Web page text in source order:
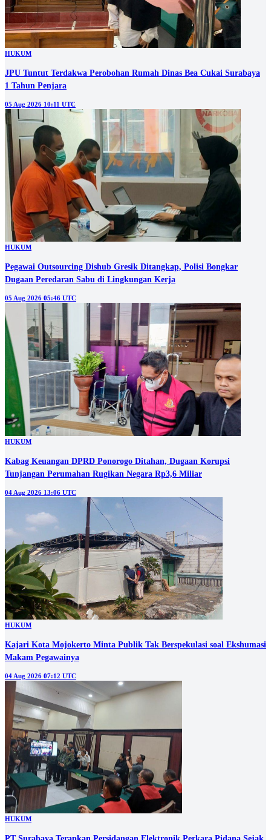
HUKUM
JPU Tuntut Terdakwa Perobohan Rumah Dinas Bea Cukai Surabaya
1 Tahun Penjara
05 Aug 2026 10:11 UTC
HUKUM
Pegawai Outsourcing Dishub Gresik Ditangkap, Polisi Bongkar
Dugaan Peredaran Sabu di Lingkungan Kerja
05 Aug 2026 05:46 UTC
HUKUM
Kabag Keuangan DPRD Ponorogo Ditahan, Dugaan Korupsi
Tunjangan Perumahan Rugikan Negara Rp3,6 Miliar
04 Aug 2026 13:06 UTC
HUKUM
Kajari Kota Mojokerto Minta Publik Tak Berspekulasi soal Ekshumasi
Makam Pegawainya
04 Aug 2026 07:12 UTC
HUKUM